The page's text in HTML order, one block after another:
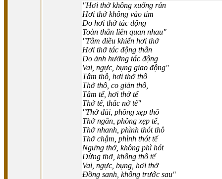
"Hơi thở không xuống rún
Hơi thở không vào tim
Do hơi thở tác động
Toàn thân liên quan nhau"
"Tâm điều khiển hơi thở
Hơi thở tác động thân
Do ảnh hưởng tác động
Vai, ngực, bụng giao động"
Tâm thô, hơi thở thô
Thở thô, co giản thô,
Tâm tế, hơi thở tế
Thở tế, thắc nở tế"
"Thở dài, phồng xẹp thô
Thở ngắn, phồng xẹp tế,
Thở nhanh, phình thót thô
Thở chậm, phình thót tế
Ngưng thở, không phì hót
Dừng thở, không thô tế
Vai, ngực, bụng, hơi thở
Ðồng sanh, không trước sau"